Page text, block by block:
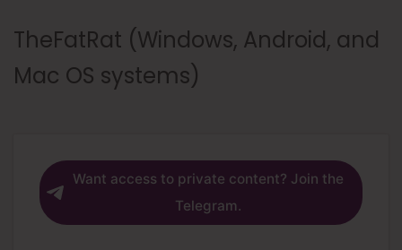
TheFatRat (Windows, Android, and
Mac OS systems)
Want access to private content? Join the
Telegram.